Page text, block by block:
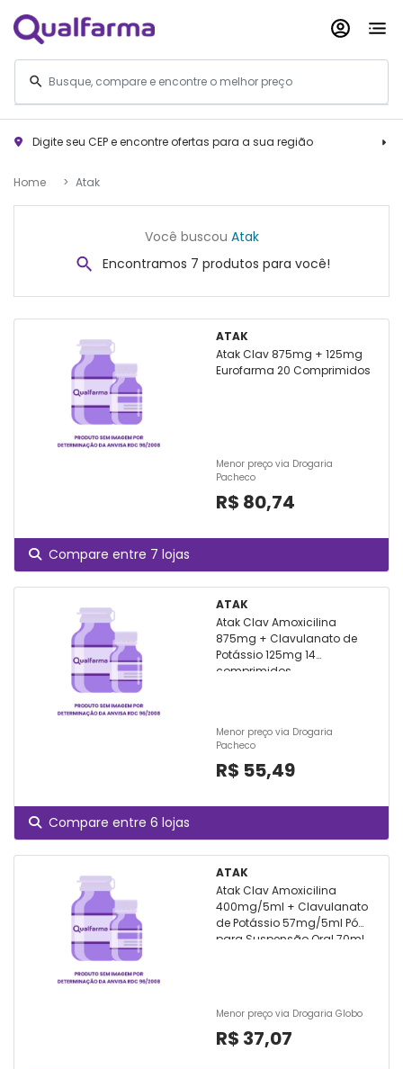
Digite seu CEP e encontre ofertas para a sua região
Home Atak
Você buscou Atak
Encontramos 7 produtos para você!
ATAK
Atak Clav 875mg + 125mg
Eurofarma 20 Comprimidos
Menor preço via Drogaria
Pacheco
R$ 80,74
Compare entre 7 lojas
ATAK
Atak Clav Amoxicilina
875mg + Clavulanato de
Potássio 125mg 14
comprimidos
Menor preço via Drogaria
Pacheco
R$ 55,49
Compare entre 6 lojas
ATAK
Atak Clav Amoxicilina
400mg/5ml + Clavulanato
de Potássio 57mg/5ml Pó
para Suspensão Oral 70ml
Menor preço via Drogaria Globo
R$ 37,07